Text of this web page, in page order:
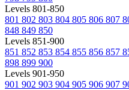
Levels 801-850
801 802 803 804 805 806 807
848 849 850
Levels 851-900
851 852 853 854 855 856 857
898 899 900
Levels 901-950
901 902 903 904 905 906 907